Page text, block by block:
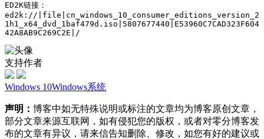
ED2K链接：
ed2k://|file|cn_windows_10_consumer_editions_version_2
1h1_x64_dvd_1baf479d.iso|5807677440|E53960C7CAD323F604
42A8AB9C269C2E|/
支持作者
Windows 10Windows系统
声明： 博客中如无特殊说明或标注的文章均为博客原创文章，
部分文章来源互联网，如有侵犯您的版权，或者对零分博客发
布的文章有异议，请来信告知删除、修改，如您有好的建议或